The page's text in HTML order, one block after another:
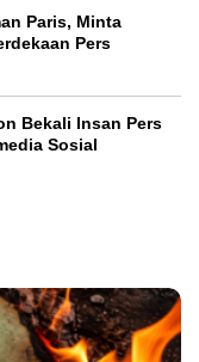
Paris, Minta
Pers
Bekali Insan Pers
Sosial